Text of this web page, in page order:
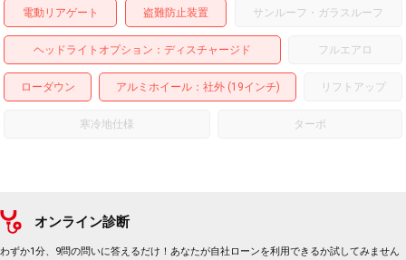
電動リアゲート 盗難防止装置 サンルーフ・ガラスルーフ
ヘッドライトオプション ディスチャージド フルエアロ
ローダウン アルミホイール：社外 (19インチ) リフトアップ
寒冷地仕様 ターボ
オンライン診断
わずか1分、9問の問いに答えるだけ！あなたが自社ローンを利用できるか試してみません